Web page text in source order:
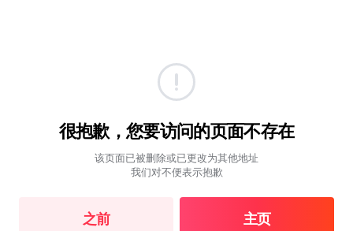
很抱歉，您要访问的页面不存在
该页面已被删除或已更改为其他地址
我们对不便表示抱歉
之前 主页